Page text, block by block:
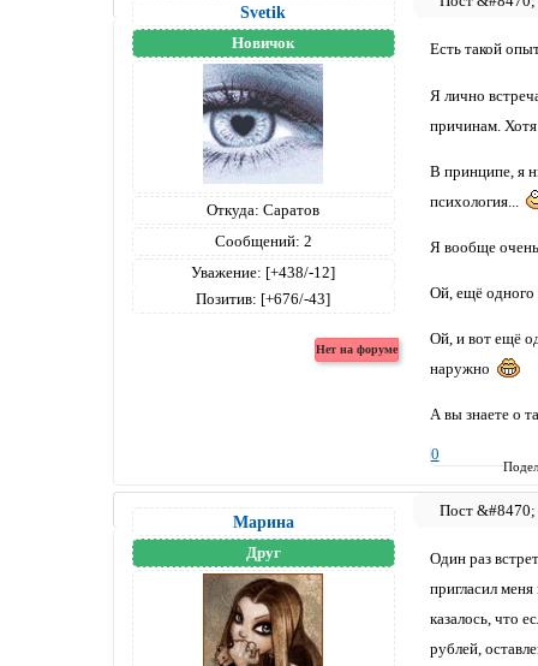
Svetik
Новичок
Откуда: Саратов
Сообщений: 2
Уважение: [+438/-12]
Позитив: [+676/-43]
Есть такой
Я лично
причинам.
В принципе, я
психология...
Я вообще
Ой, ещё одного
Ой, и вот ещё
наружно
А вы знаете о
0
Марина
Друг
Один раз
пригласил
казалось, что
рублей,